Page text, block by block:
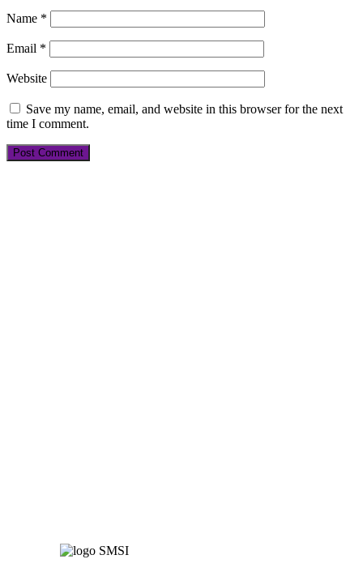
Name *
Email *
Website
Save my name, email, and website in this browser for the next
time I comment.